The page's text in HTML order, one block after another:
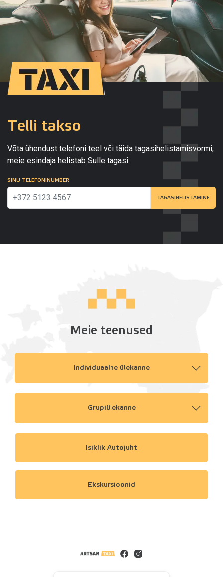
Telli takso
Võta ühendust telefoni teel või täida tagasihelistamisvormi,
meie esindaja helistab Sulle tagasi
SINU TELEFONINUMBER
TAGASIHELISTAMINE
Meie teenused
Individuaalne ülekanne
Grupiülekanne
Isiklik Autojuht
Ekskursioonid